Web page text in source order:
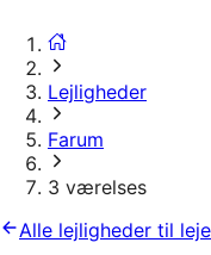
Lejligheder
Farum
3 værelses
Alle lejligheder til